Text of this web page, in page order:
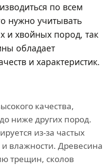
по всем
нужно учитывать
и хвойных пород, так
обладает
и характеристик.
качества,
ниже других пород.
из-за частых
влажности. Древесина
трещин, сколов